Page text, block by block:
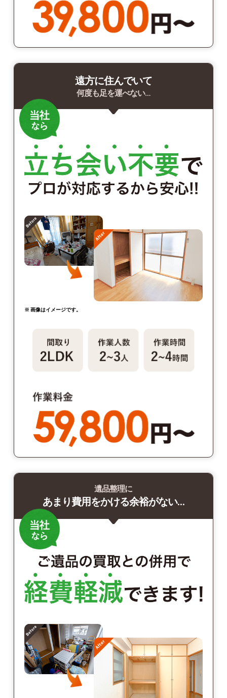
遠方に住んでいて
何度も足を運べない…
※ 画像はイメージです。
遺品整理に
あまり費用をかける余裕がない…